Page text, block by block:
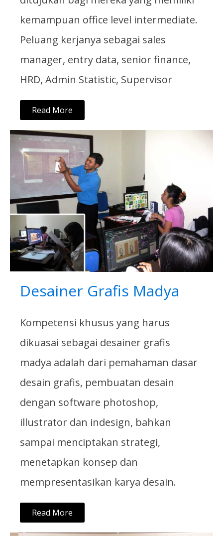
kemampuan office level intermediate.
Peluang kerjanya sebagai sales
manager, entry data, senior finance,
HRD, Admin Statistic, Supervisor
Read More
Desainer Grafis Madya
Kompetensi khusus yang harus
dikuasai sebagai desainer grafis
madya adalah dari pemahaman dasar
desain grafis, pembuatan desain
dengan software photoshop,
illustrator dan indesign, bahkan
sampai menciptakan strategi,
menetapkan konsep dan
mempresentasikan karya desain.
Read More